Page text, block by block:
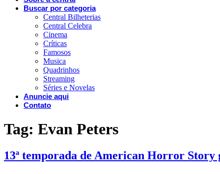
Buscar por categoria
Central Bilheterias
Central Celebra
Cinema
Críticas
Famosos
Musica
Quadrinhos
Streaming
Séries e Novelas
Anuncie aqui
Contato
Tag: Evan Peters
13ª temporada de American Horror Story